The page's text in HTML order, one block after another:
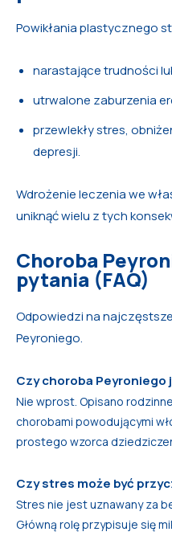
Powikłania plastycznego
narastające trudności
utrwalone zaburzenia
przewlekły stres,
depresji.
Wdrożenie leczenia we
uniknąć wielu z tych
Choroba
pytania (FAQ)
Odpowiedzi na
Peyroniego.
Czy choroba
Nie wprost. Opisano
chorobami powodującymi
prostego wzorca
Czy stres może być
Stres nie jest uznawany za
Główną rolę przypisuje się